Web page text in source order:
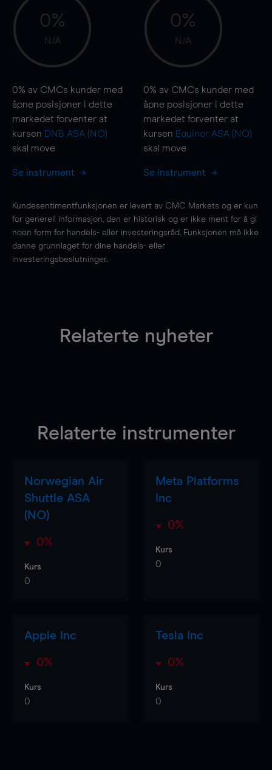
0%
N/A
0% av CMCs kunder med
åpne posisjoner i dette
markedet forventer at
kursen DNB ASA (NO)
skal move
Se instrument
0%
N/A
0% av CMCs kunder med
åpne posisjoner i dette
markedet forventer at
kursen Equinor ASA (NO)
skal move
Se instrument
Kundesentimentfunksjonen er levert av CMC Markets og er kun
for generell informasjon, den er historisk og er ikke ment for å gi
noen form for handels- eller investeringsråd. Funksjonen må ikke
danne grunnlaget for dine handels- eller
investeringsbeslutninger.
Relaterte nyheter
Relaterte instrumenter
Norwegian Air
Shuttle ASA
(NO)
0%
Kurs
0
Meta Platforms
Inc
0%
Kurs
0
Apple Inc
0%
Kurs
0
Tesla Inc
0%
Kurs
0